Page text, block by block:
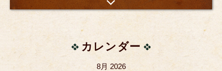
カレンダー
8月 2026